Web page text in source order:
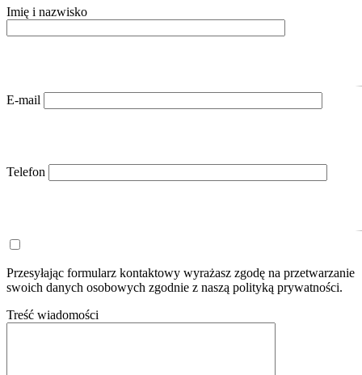
Imię i nazwisko
E-mail
Telefon
Przesyłając formularz kontaktowy wyrażasz zgodę na przetwarzanie
swoich danych osobowych zgodnie z naszą polityką prywatności.
Treść wiadomości